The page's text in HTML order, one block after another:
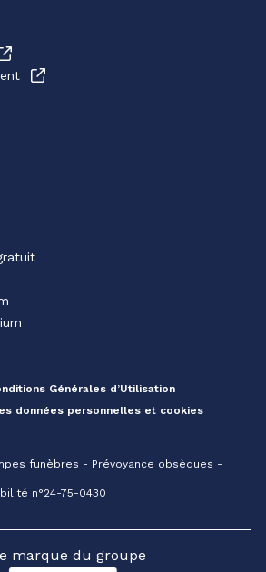
Générales d’Utilisation
données personnelles et cookies
funèbres - Prévoyance obsèques -
n°24-75-0430
marque du groupe